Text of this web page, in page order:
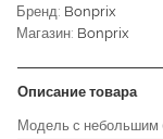
Бренд: Bonprix
Магазин: Bonprix
Описание товара
Модель с небольшим